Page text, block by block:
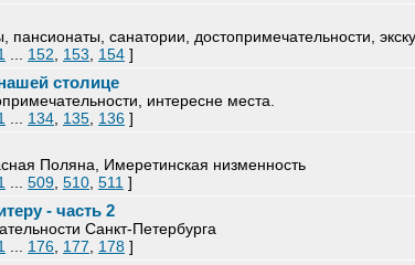
пансионаты, санатории, достопримечательности,
152 153 154 ]
столице
интересне места.
134 135 136 ]
Поляна, Имеретинская низменность
509 510 511 ]
- часть 2
Санкт-Петербурга
176 177 178 ]